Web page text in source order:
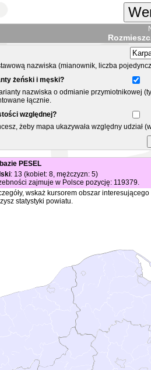
nazwiska (mianownik, liczba
żeński i męski?
nazwiska o odmianie przymiotnikowej
łącznie.
względnej?
żeby mapa ukazywała względny
PESEL
: 13 (kobiet: 8, mężczyzn: 5)
zajmuje w Polsce pozycję: 119379.
wskaż kursorem obszar
statystyki powiatu.